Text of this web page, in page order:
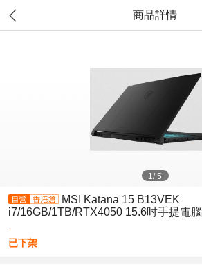
商品詳情
1/5
MSI Katana 15 B13VEK
i7/16GB/1TB/RTX4050 15.6吋手提電腦
-
已下架